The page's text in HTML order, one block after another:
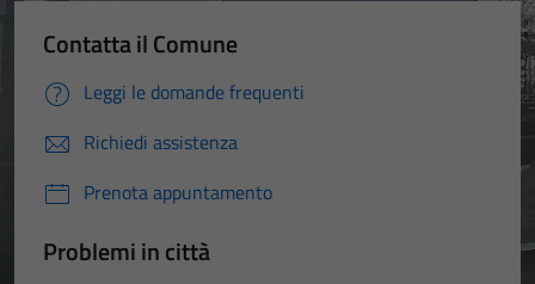
Contatta il Comune
Leggi le domande frequenti
Richiedi assistenza
Prenota appuntamento
Problemi in città